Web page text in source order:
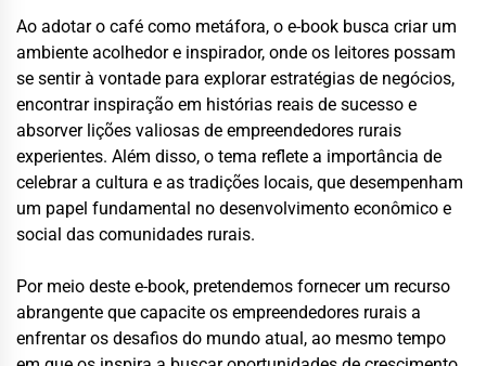
Ao adotar o café como metáfora, o e-book busca criar um
ambiente acolhedor e inspirador, onde os leitores possam
se sentir à vontade para explorar estratégias de negócios,
encontrar inspiração em histórias reais de sucesso e
absorver lições valiosas de empreendedores rurais
experientes. Além disso, o tema reflete a importância de
celebrar a cultura e as tradições locais, que desempenham
um papel fundamental no desenvolvimento econômico e
social das comunidades rurais.
Por meio deste e-book, pretendemos fornecer um recurso
abrangente que capacite os empreendedores rurais a
enfrentar os desafios do mundo atual, ao mesmo tempo